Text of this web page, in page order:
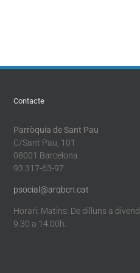
Contacte
Parròquia de Sant Pau
C/Sant Pau, 101
08001 Barcelona
93 317-63-97
psocial@arqbcn.cat
Horari: Matins: De dilluns a
9.30 a 14.00h.